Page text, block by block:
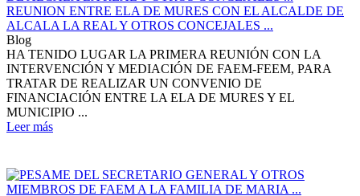
REUNION ENTRE ELA DE MURES CON EL ALCALDE DE
ALCALA LA REAL Y OTROS CONCEJALES ...
Blog
HA TENIDO LUGAR LA PRIMERA REUNIÓN CON LA
INTERVENCIÓN Y MEDIACIÓN DE FAEM-FEEM, PARA
TRATAR DE REALIZAR UN CONVENIO DE
FINANCIACIÓN ENTRE LA ELA DE MURES Y EL
MUNICIPIO ...
Leer más